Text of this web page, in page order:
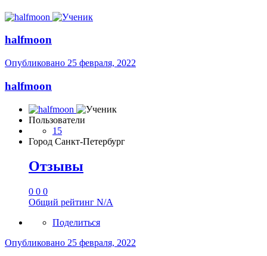
halfmoon
Опубликовано 25 февраля, 2022
halfmoon
Пользователи
15
Город Санкт-Петербург
Отзывы
0 0 0
Общий рейтинг N/A
Поделиться
Опубликовано 25 февраля, 2022